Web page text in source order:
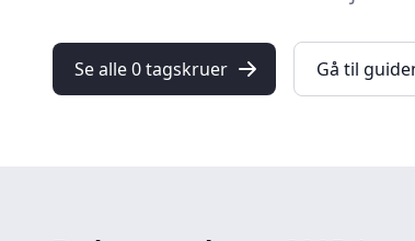
Se alle 0 tagskruer Gå til